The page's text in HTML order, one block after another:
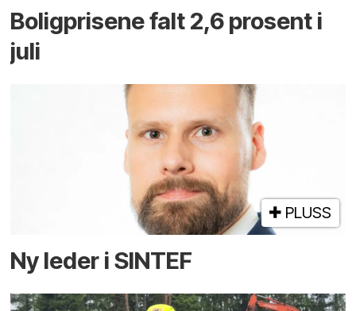
Boligprisene falt 2,6 prosent i
juli
PLUSS
Ny leder i SINTEF